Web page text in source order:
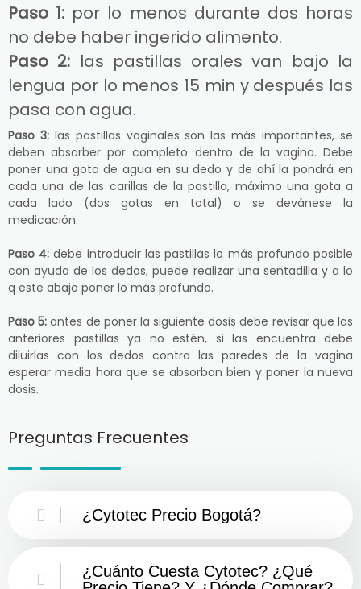
Paso 1: por lo menos durante dos horas
no debe haber ingerido alimento.
Paso 2: las pastillas orales van bajo la
lengua por lo menos 15 min y después las
pasa con agua.
Paso 3:las pastillas vaginales son las más importantes, se
deben absorber por completo dentro de la vagina. Debe
poner una gota de agua en su dedo y de ahí la pondrá en
cada una de las carillas de la pastilla, máximo una gota a
cada lado (dos gotas en total) o se devánese la
medicación.
Paso 4: debe introducir las pastillas lo más profundo posible
con ayuda de los dedos, puede realizar una sentadilla y a lo
q este abajo poner lo más profundo.
Paso 5: antes de poner la siguiente dosis debe revisar que las
anteriores pastillas ya no estén, si las encuentra debe
diluirlas con los dedos contra las paredes de la vagina
esperar media hora que se absorban bien y poner la nueva
dosis.
Preguntas Frecuentes
¿Cytotec Precio Bogotá?
¿Cuánto Cuesta Cytotec? ¿Qué